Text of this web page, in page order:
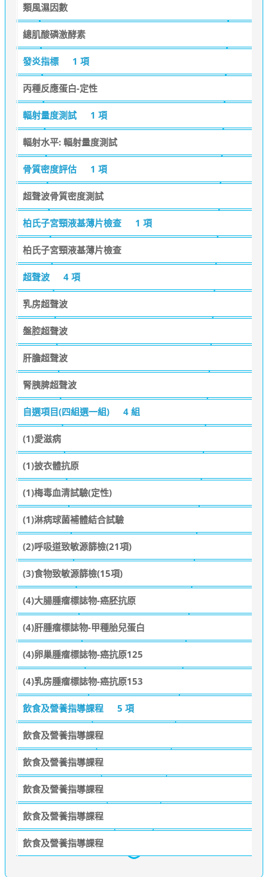
類風濕因數
總肌酸磷激酵素
發炎指標 1 項
丙種反應蛋白-定性
輻射量度測試 1 項
輻射水平: 輻射量度測試
骨質密度評估 1 項
超聲波骨質密度測試
柏氏子宮頸液基薄片檢查 1 項
柏氏子宮頸液基薄片檢查
超聲波 4 項
乳房超聲波
盤腔超聲波
肝膽超聲波
腎胰脾超聲波
自選項目(四組選一組) 4 組
(1)愛滋病
(1)披衣體抗原
(1)梅毒血清試驗(定性)
(1)淋病球菌補體結合試驗
(2)呼吸道致敏源篩檢(21項)
(3)食物致敏源篩檢(15項)
(4)大腸腫瘤標誌物-癌胚抗原
(4)肝腫瘤標誌物-甲種胎兒蛋白
(4)卵巢腫瘤標誌物-癌抗原125
(4)乳房腫瘤標誌物-癌抗原153
飲食及營養指導課程 5 項
飲食及營養指導課程
飲食及營養指導課程
飲食及營養指導課程
飲食及營養指導課程
飲食及營養指導課程